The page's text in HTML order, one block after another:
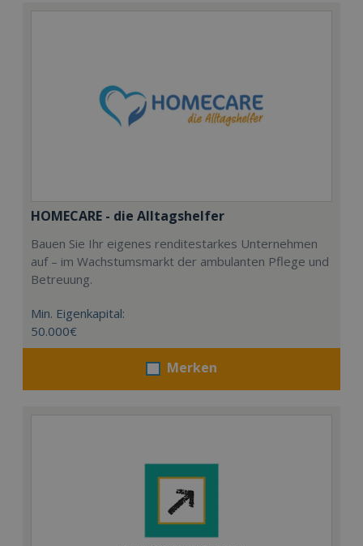
HOMECARE - die Alltagshelfer
Bauen Sie Ihr eigenes renditestarkes Unternehmen
auf – im Wachstumsmarkt der ambulanten Pflege und
Betreuung.
Min. Eigenkapital:
50.000€
Merken